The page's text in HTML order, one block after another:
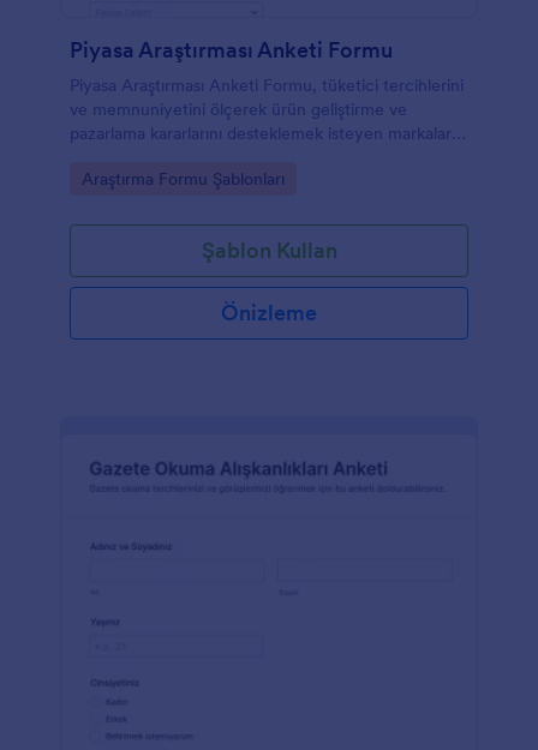
Piyasa Araştırması Anketi Formu
Piyasa Araştırması Anketi Formu, tüketici tercihlerini
ve memnuniyetini ölçerek ürün geliştirme ve
pazarlama kararlarını desteklemek isteyen markalar
çözümüdür.
Go to Category:
Araştırma Formu Şablonları
Şablon Kullan
Önizleme